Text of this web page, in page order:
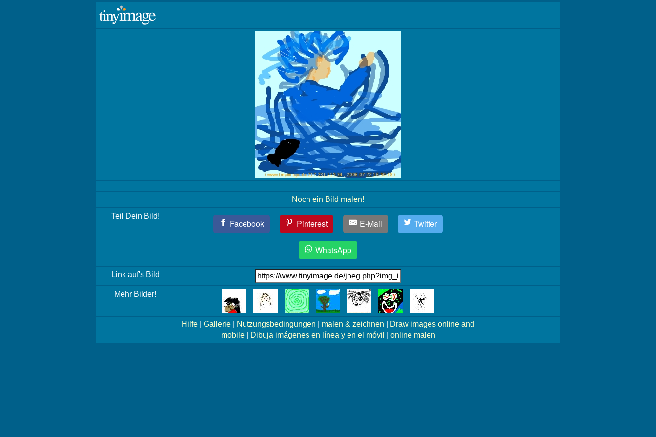
Noch ein Bild malen!
Teil Dein Bild!
Facebook Pinterest E-Mail Twitter
WhatsApp
Link auf's Bild
Mehr Bilder!
Hilfe Gallerie Nutzungsbedingungen malen & zeichnen
Draw images online and
mobile| Dibuja imágenes en línea y en el móvil online malen